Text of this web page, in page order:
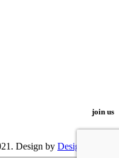
join us
DesignShop